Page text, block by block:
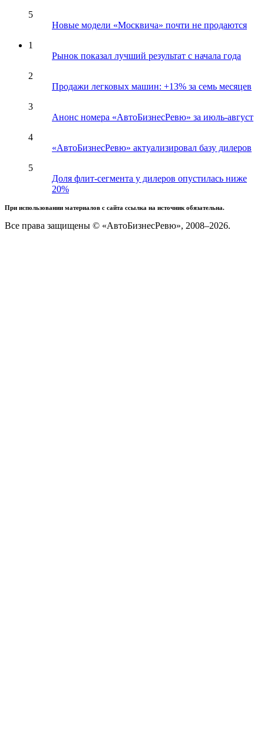
5
Новые модели «Москвича» почти не продаются
1
Рынок показал лучший результат с начала года
2
Продажи легковых машин: +13% за семь месяцев
3
Анонс номера «АвтоБизнесРевю» за июль-август
4
«АвтоБизнесРевю» актуализировал базу дилеров
5
Доля флит-сегмента у дилеров опустилась ниже
20%
При использовании материалов с сайта ссылка на источник обязательна.
Все права защищены © «АвтоБизнесРевю», 2008–2026.